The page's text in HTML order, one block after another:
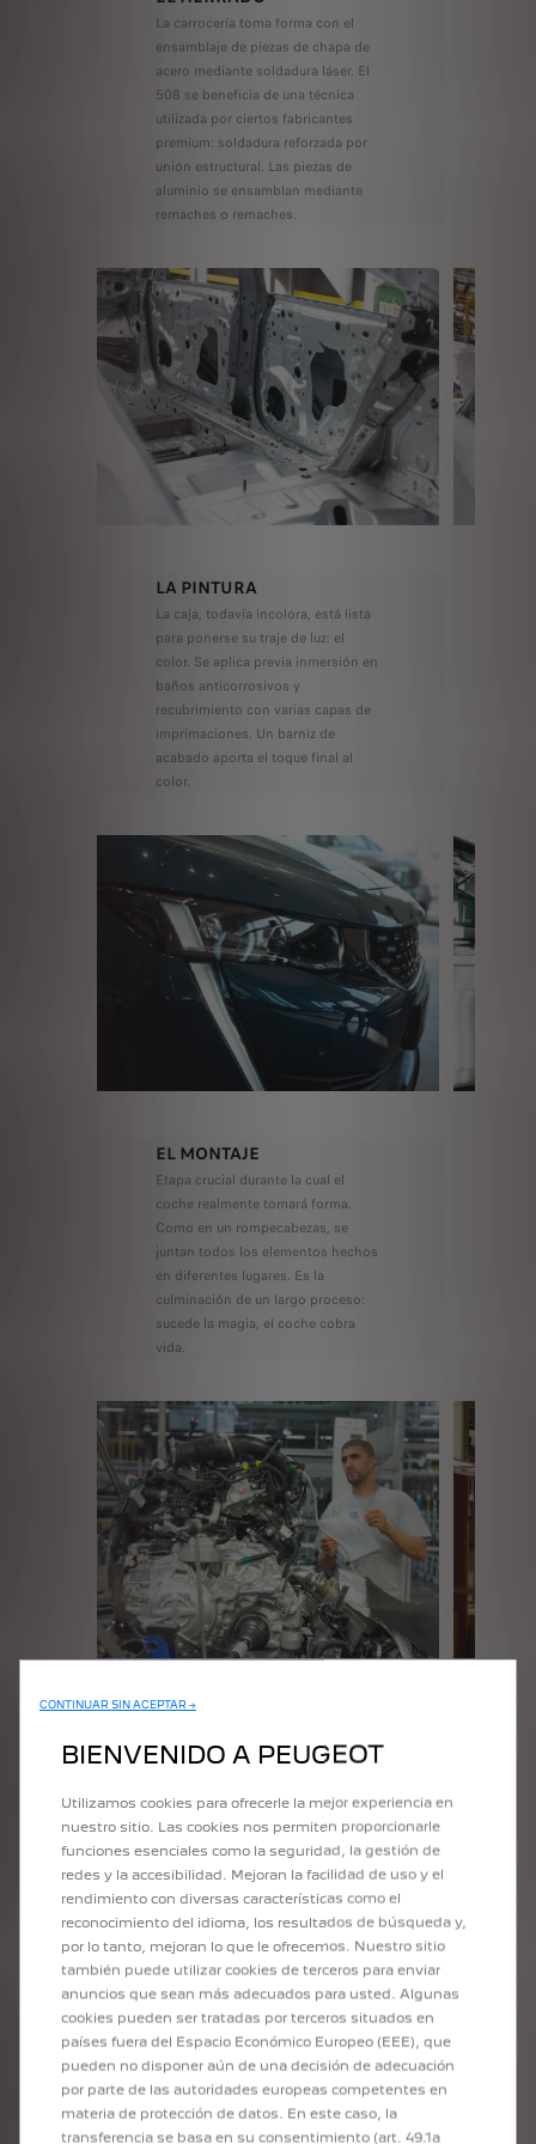
La carrocería toma forma con el
ensamblaje de piezas de chapa de
acero mediante soldadura láser. El
508 se beneficia de una técnica
utilizada por ciertos fabricantes
premium: soldadura reforzada por
unión estructural. Las piezas de
aluminio se ensamblan mediante
remaches o remaches.
LA PINTURA
La caja, todavía incolora, está lista
para ponerse su traje de luz: el
color. Se aplica previa inmersión en
baños anticorrosivos y
recubrimiento con varias capas de
imprimaciones. Un barniz de
acabado aporta el toque final al
color.
EL MONTAJE
Etapa crucial durante la cual el
coche realmente tomará forma.
Como en un rompecabezas, se
juntan todos los elementos hechos
en diferentes lugares. Es la
culminación de un largo proceso:
sucede la magia, el coche cobra
vida.
CONTROL DE CALIDAD Y
PRUEBA DE FUGAS
El nuevo auto se somete a un
Esto es para verificar que las
especificaciones de construcción
escrupulosamente.
CONTINUAR SIN ACEPTAR →
BIENVENIDO A PEUGEOT
Utilizamos cookies para ofrecerle la mejor experiencia en
nuestro sitio. Las cookies nos permiten proporcionarle
funciones esenciales como la seguridad, la gestión de
redes y la accesibilidad. Mejoran la facilidad de uso y el
rendimiento con diversas características como el
reconocimiento del idioma, los resultados de búsqueda y,
por lo tanto, mejoran lo que le ofrecemos. Nuestro sitio
también puede utilizar cookies de terceros para enviar
anuncios que sean más adecuados para usted. Algunas
cookies pueden ser tratadas por terceros situados en
países fuera del Espacio Económico Europeo (EEE), que
pueden no disponer aún de una decisión de adecuación
por parte de las autoridades europeas competentes en
materia de protección de datos. En este caso, la
transferencia se basa en su consentimiento (art. 49.1a